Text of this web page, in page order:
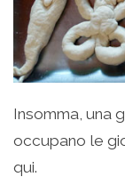
Insomma, una
occupano le
qui.